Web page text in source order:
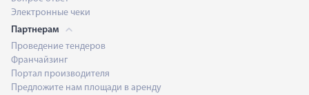
Электронные чеки
Партнерам
Проведение тендеров
Франчайзинг
Портал производителя
Предложите нам площади в аренду